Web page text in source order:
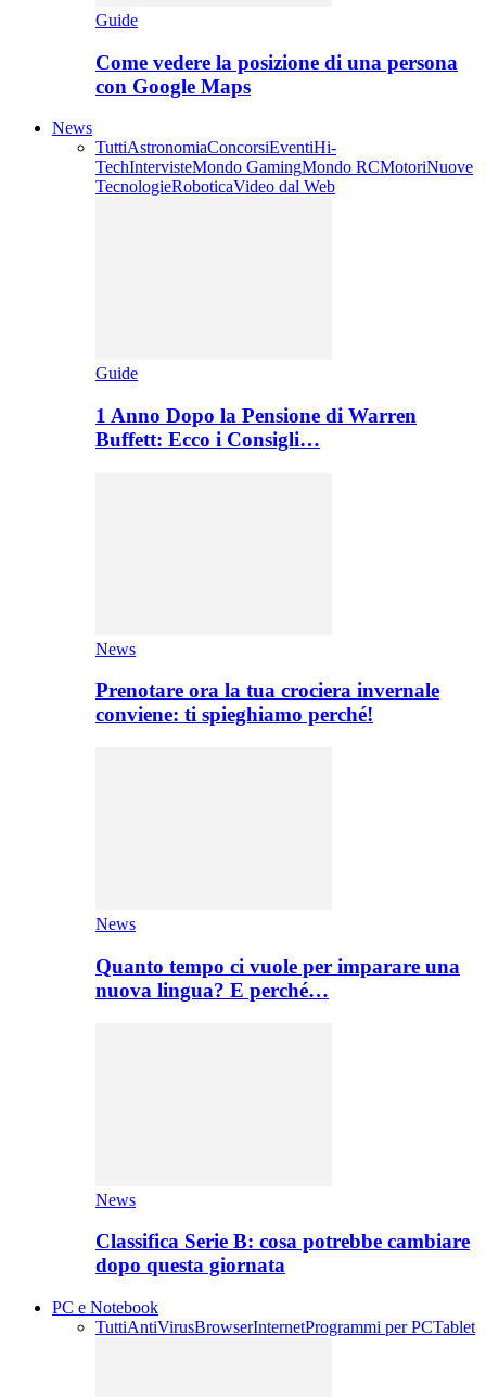
Guide
Come vedere la posizione di una persona
con Google Maps
News
TuttiAstronomiaConcorsiEventiHi-
TechIntervisteMondo GamingMondo RCMotoriNuove
TecnologieRoboticaVideo dal Web
Guide
1 Anno Dopo la Pensione di Warren
Buffett: Ecco i Consigli…
News
Prenotare ora la tua crociera invernale
conviene: ti spieghiamo perché!
News
Quanto tempo ci vuole per imparare una
nuova lingua? E perché…
News
Classifica Serie B: cosa potrebbe cambiare
dopo questa giornata
PC e Notebook
TuttiAntiVirusBrowserInternetProgrammi per PCTablet